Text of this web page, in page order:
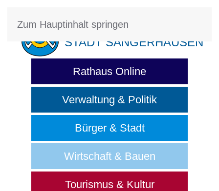
Zum Hauptinhalt springen
STADT SANGERHAUSEN
Rathaus Online
Verwaltung & Politik
Bürger & Stadt
Wirtschaft & Bauen
Tourismus & Kultur